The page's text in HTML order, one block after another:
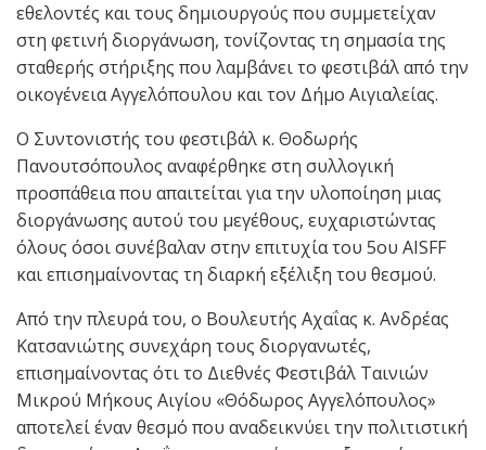
εθελοντές και τους δημιουργούς που συμμετείχαν
στη φετινή διοργάνωση, τονίζοντας τη σημασία της
σταθερής στήριξης που λαμβάνει το φεστιβάλ από την
οικογένεια Αγγελόπουλου και τον Δήμο Αιγιαλείας.
Ο Συντονιστής του φεστιβάλ κ. Θοδωρής
Πανουτσόπουλος αναφέρθηκε στη συλλογική
προσπάθεια που απαιτείται για την υλοποίηση μιας
διοργάνωσης αυτού του μεγέθους, ευχαριστώντας
όλους όσοι συνέβαλαν στην επιτυχία του 5ου AISFF
και επισημαίνοντας τη διαρκή εξέλιξη του θεσμού.
Από την πλευρά του, ο Βουλευτής Αχαΐας κ. Ανδρέας
Κατσανιώτης συνεχάρη τους διοργανωτές,
επισημαίνοντας ότι το Διεθνές Φεστιβάλ Ταινιών
Μικρού Μήκους Αιγίου «Θόδωρος Αγγελόπουλος»
αποτελεί έναν θεσμό που αναδεικνύει την πολιτιστική